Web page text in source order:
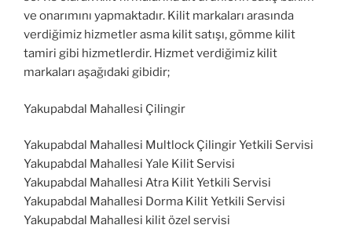
ve onarımını yapmaktadır. Kilit markaları arasında
verdiğimiz hizmetler asma kilit satışı, gömme kilit
tamiri gibi hizmetlerdir. Hizmet verdiğimiz kilit
markaları aşağıdaki gibidir;
Yakupabdal Mahallesi Çilingir
Yakupabdal Mahallesi Multlock Çilingir Yetkili Servisi
Yakupabdal Mahallesi Yale Kilit Servisi
Yakupabdal Mahallesi Atra Kilit Yetkili Servisi
Yakupabdal Mahallesi Dorma Kilit Yetkili Servisi
Yakupabdal Mahallesi kilit özel servisi